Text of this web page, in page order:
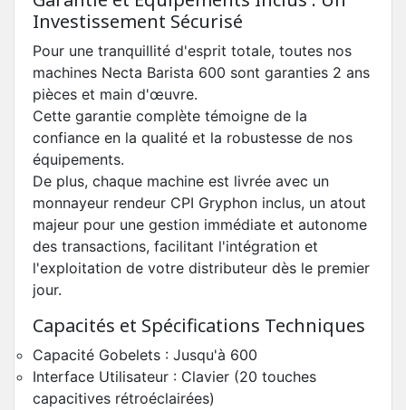
Investissement Sécurisé
Pour une tranquillité d'esprit totale, toutes nos
machines Necta Barista 600 sont garanties 2 ans
pièces et main d'œuvre.
Cette garantie complète témoigne de la
confiance en la qualité et la robustesse de nos
équipements.
De plus, chaque machine est livrée avec un
monnayeur rendeur CPI Gryphon inclus, un atout
majeur pour une gestion immédiate et autonome
des transactions, facilitant l'intégration et
l'exploitation de votre distributeur dès le premier
jour.
Capacités et Spécifications Techniques
Capacité Gobelets : Jusqu'à 600
Interface Utilisateur : Clavier (20 touches
capacitives rétroéclairées)